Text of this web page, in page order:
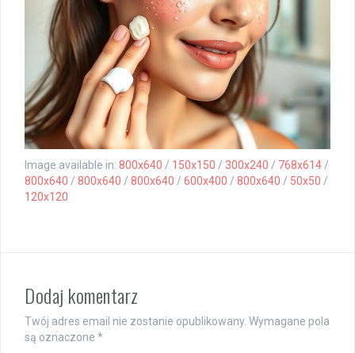
Image available in: 800x640 / 150x150 / 300x240 / 768x614 /
800x640 / 800x640 / 800x640 / 600x400 / 800x640 / 50x50 /
120x120
Dodaj komentarz
Twój adres email nie zostanie opublikowany. Wymagane pola
są oznaczone *